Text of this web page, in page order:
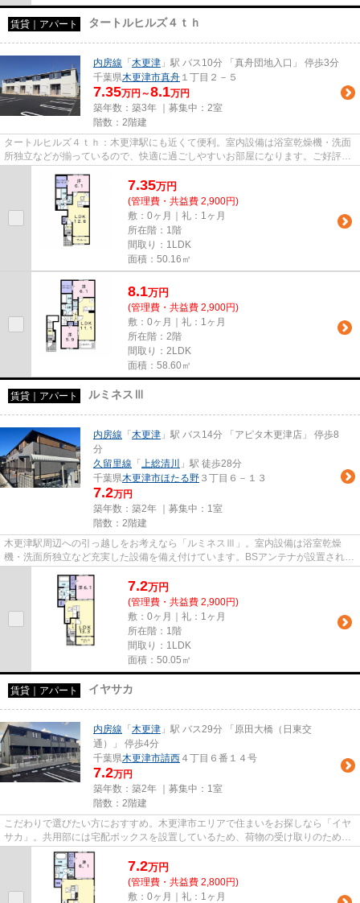
賃貸｜アパート タートルヒルズ４ｔｈ
内房線 「 木更津 」駅 バス10分 「真舟団地入口」 停歩3分
千葉県木更津市真舟 １丁目２－５
7.35万円～8.1万円
築年数：築3年 ｜募集中： 2室
階数：2階建
タートルヒルズ４ｔｈ：木更津駅にも近くて便利。室内設備は浴室乾燥機・洗面
所独立などが揃っているので、快適に過ごしやすいお部屋になります。ご好評の
7.35万円
(管理費・共益費 2,900円)
敷：0ヶ月｜礼：1ヶ月
所在階：1階
間取り：1LDK
面積：50.16㎡
8.1万円
(管理費・共益費 2,900円)
敷：0ヶ月｜礼：1ヶ月
所在階：2階
間取り：2LDK
面積：58.60㎡
賃貸｜アパート ルミネスⅢ
内房線 「 木更津 」駅 バス14分 「アピタ木更津店」 停歩8
分
久留里線 「 上総清川
」駅 徒歩28分
千葉県木更津市ほたる野 ３丁目６－１３
7.2万円
築年数：築2年 ｜募集中： 1室
階数：2階建
木更津駅周辺への引っ越しをお考えなら「ルミネスⅢ」。室内設備は浴室乾燥
機・洗面所独立など充実した設備を備え付けています。BSアンテナが設置されて
7.2万円
(管理費・共益費 2,900円)
敷：0ヶ月｜礼：1ヶ月
所在階：1階
間取り：1LDK
面積：50.05㎡
賃貸｜アパート イヤサカ
内房線 「 木更津 」駅 バス29分 「原田大橋（日東交
通）」 停歩4分
千葉県木更津市請西 ４丁目６番１４号
7.2万円
築年数：築2年 ｜募集中： 1室
階数：2階建
こだわりで選びたい方におすすめ。木更津市エリアで住まいをお探しなら「イヤ
サカ」。共用部には宅配ボックスを設置しているため、荷物の受け取りのために
早く帰宅する必要がありませ...
7.2万円
(管理費・共益費 2,800円)
敷：0ヶ月｜礼：1ヶ月